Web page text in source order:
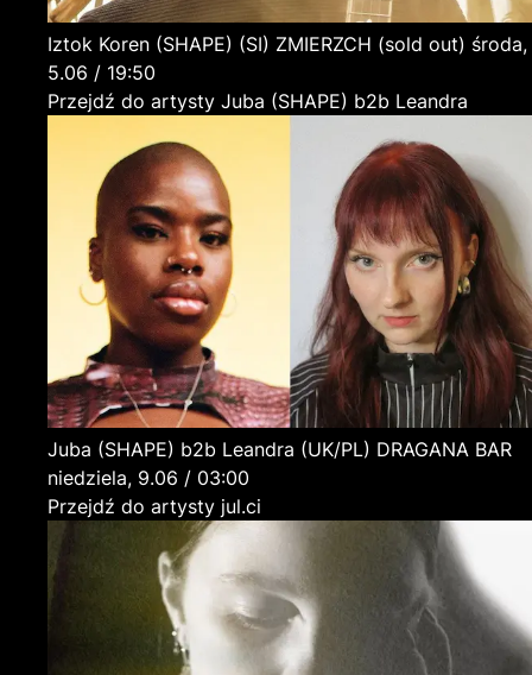
Iztok Koren (SHAPE) (SI) ZMIERZCH (sold out) środa,
5.06 / 19:50
Przejdź do artysty Juba (SHAPE) b2b Leandra
Juba (SHAPE) b2b Leandra (UK/PL) DRAGANA BAR
niedziela, 9.06 / 03:00
Przejdź do artysty jul.ci